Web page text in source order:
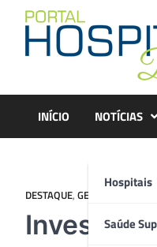
content
INÍCIO NOTÍCIAS
Hospitais
Saúde
DESTAQUE, GESTÃO